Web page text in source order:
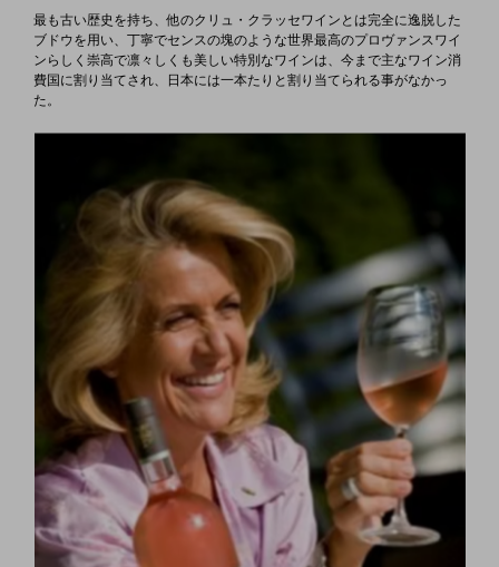
最も古い歴史を持ち、他のクリュ・クラッセワインとは完全に逸脱した
ブドウを用い、丁寧でセンスの塊のような世界最高のプロヴァンスワイ
ンらしく崇高で凛々しくも美しい特別なワインは、今まで主なワイン消
費国に割り当てされ、日本には一本たりと割り当てられる事がなかっ
た。